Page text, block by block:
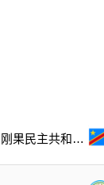
刚果民主共和国